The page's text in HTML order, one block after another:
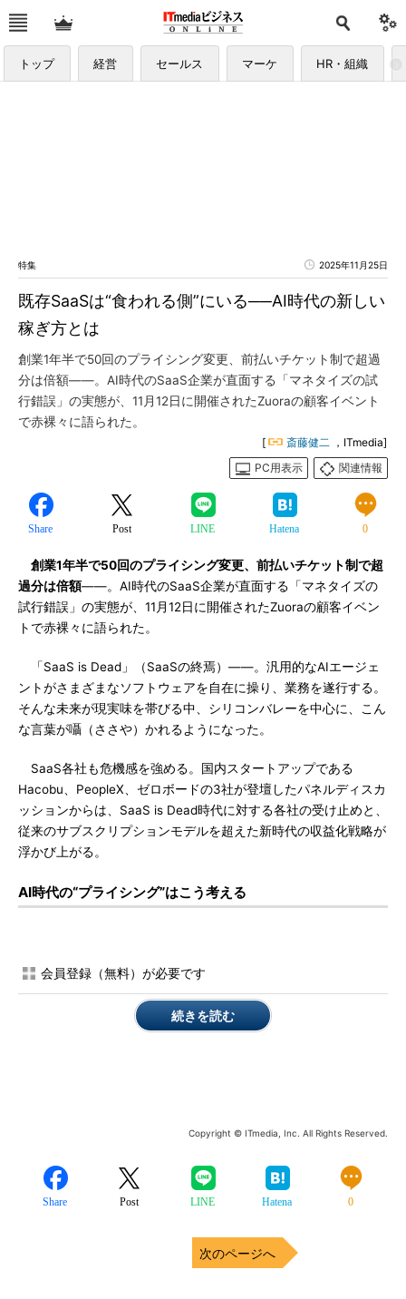
トップ 経営 セールス マーケ HR・組織
特集 2025年11月25日
既存SaaSは“食われる側”にいる──AI時代の新しい
稼ぎ方とは
創業1年半で50回のプライシング変更、前払いチケット制で超過
分は倍額――。AI時代のSaaS企業が直面する「マネタイズの試
行錯誤」の実態が、11月12日に開催されたZuoraの顧客イベント
で赤裸々に語られた。
[ 斎藤健二 ，ITmedia]
PC用表示
関連情報
Share Post LINE Hatena 0
創業1年半で50回のプライシング変更、前払いチケット制で超
過分は倍額――。AI時代のSaaS企業が直面する「マネタイズの
試行錯誤」の実態が、11月12日に開催されたZuoraの顧客イベン
トで赤裸々に語られた。
「SaaS is Dead」（SaaSの終焉）――。汎用的なAIエージェ
ントがさまざまなソフトウェアを自在に操り、業務を遂行する。
そんな未来が現実味を帯びる中、シリコンバレーを中心に、こん
な言葉が囁（ささや）かれるようになった。
SaaS各社も危機感を強める。国内スタートアップである
Hacobu、PeopleX、ゼロボードの3社が登壇したパネルディスカ
ッションからは、SaaS is Dead時代に対する各社の受け止めと、
従来のサブスクリプションモデルを超えた新時代の収益化戦略が
浮かび上がる。
AI時代の“プライシング”はこう考える
会員登録（無料）が必要です
続きを読む
Copyright © ITmedia, Inc. All Rights Reserved.
Share Post LINE Hatena 0
次のページへ